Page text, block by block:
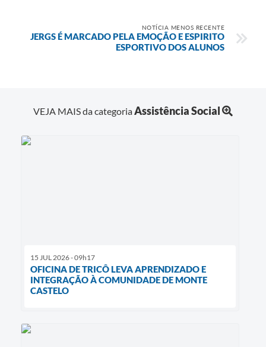
NOTÍCIA MENOS RECENTE
JERGS É MARCADO PELA EMOÇÃO E ESPIRITO
ESPORTIVO DOS ALUNOS
VEJA MAIS da categoriaAssistência Social
15 JUL 2026 - 09h17
OFICINA DE TRICÔ LEVA APRENDIZADO E
INTEGRAÇÃO À COMUNIDADE DE MONTE
CASTELO